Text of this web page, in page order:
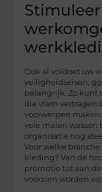
Ook al voldoet uw
veiligheidseisen,
belangrijk. Zo kunt
die vlam
voorwerpen maken
vele malen
organisatie nog
Voor welke
kleding? Van de
promotie tot aan
voorzien worden